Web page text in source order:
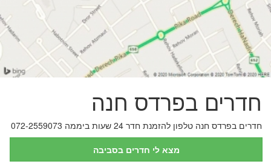
חדרים בפרדס חנה
חדרים בפרדס חנה טלפון להזמנת חדר 24 שעות ביממה 072-2559073
מצא לי חדרים בסביבה